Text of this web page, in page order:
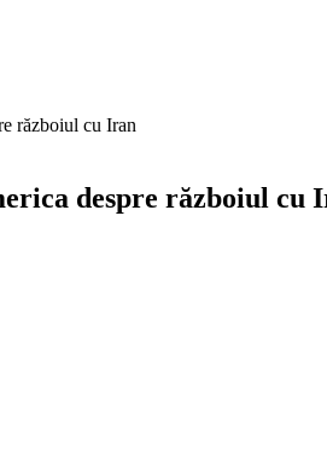
războiul cu Iran
despre războiul cu